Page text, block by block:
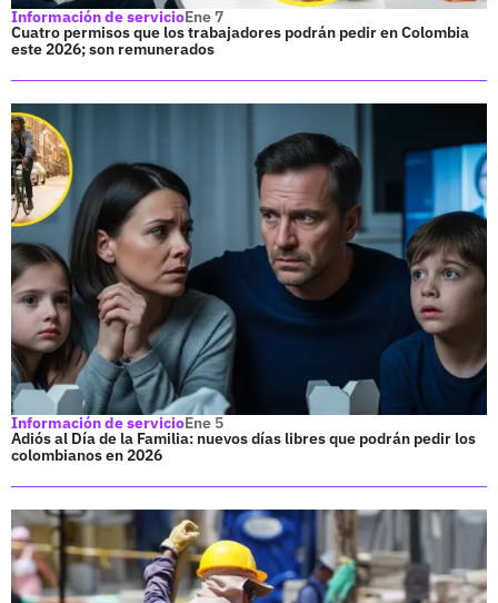
Información de servicioEne 7
Cuatro permisos que los trabajadores podrán pedir en Colombia
este 2026; son remunerados
Información de servicioEne 5
Adiós al Día de la Familia: nuevos días libres que podrán pedir los
colombianos en 2026